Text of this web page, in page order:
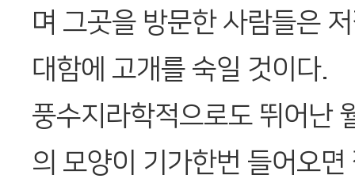
며 그곳을 방문한 사람들은
대함에 고개를 숙일 것이다.
풍수지라학적으로도 뛰어난
의 모양이 기가한번 들어오